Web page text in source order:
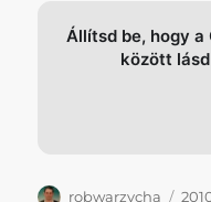
Állítsd be, hogy a
között
Szerző
robwarzycha